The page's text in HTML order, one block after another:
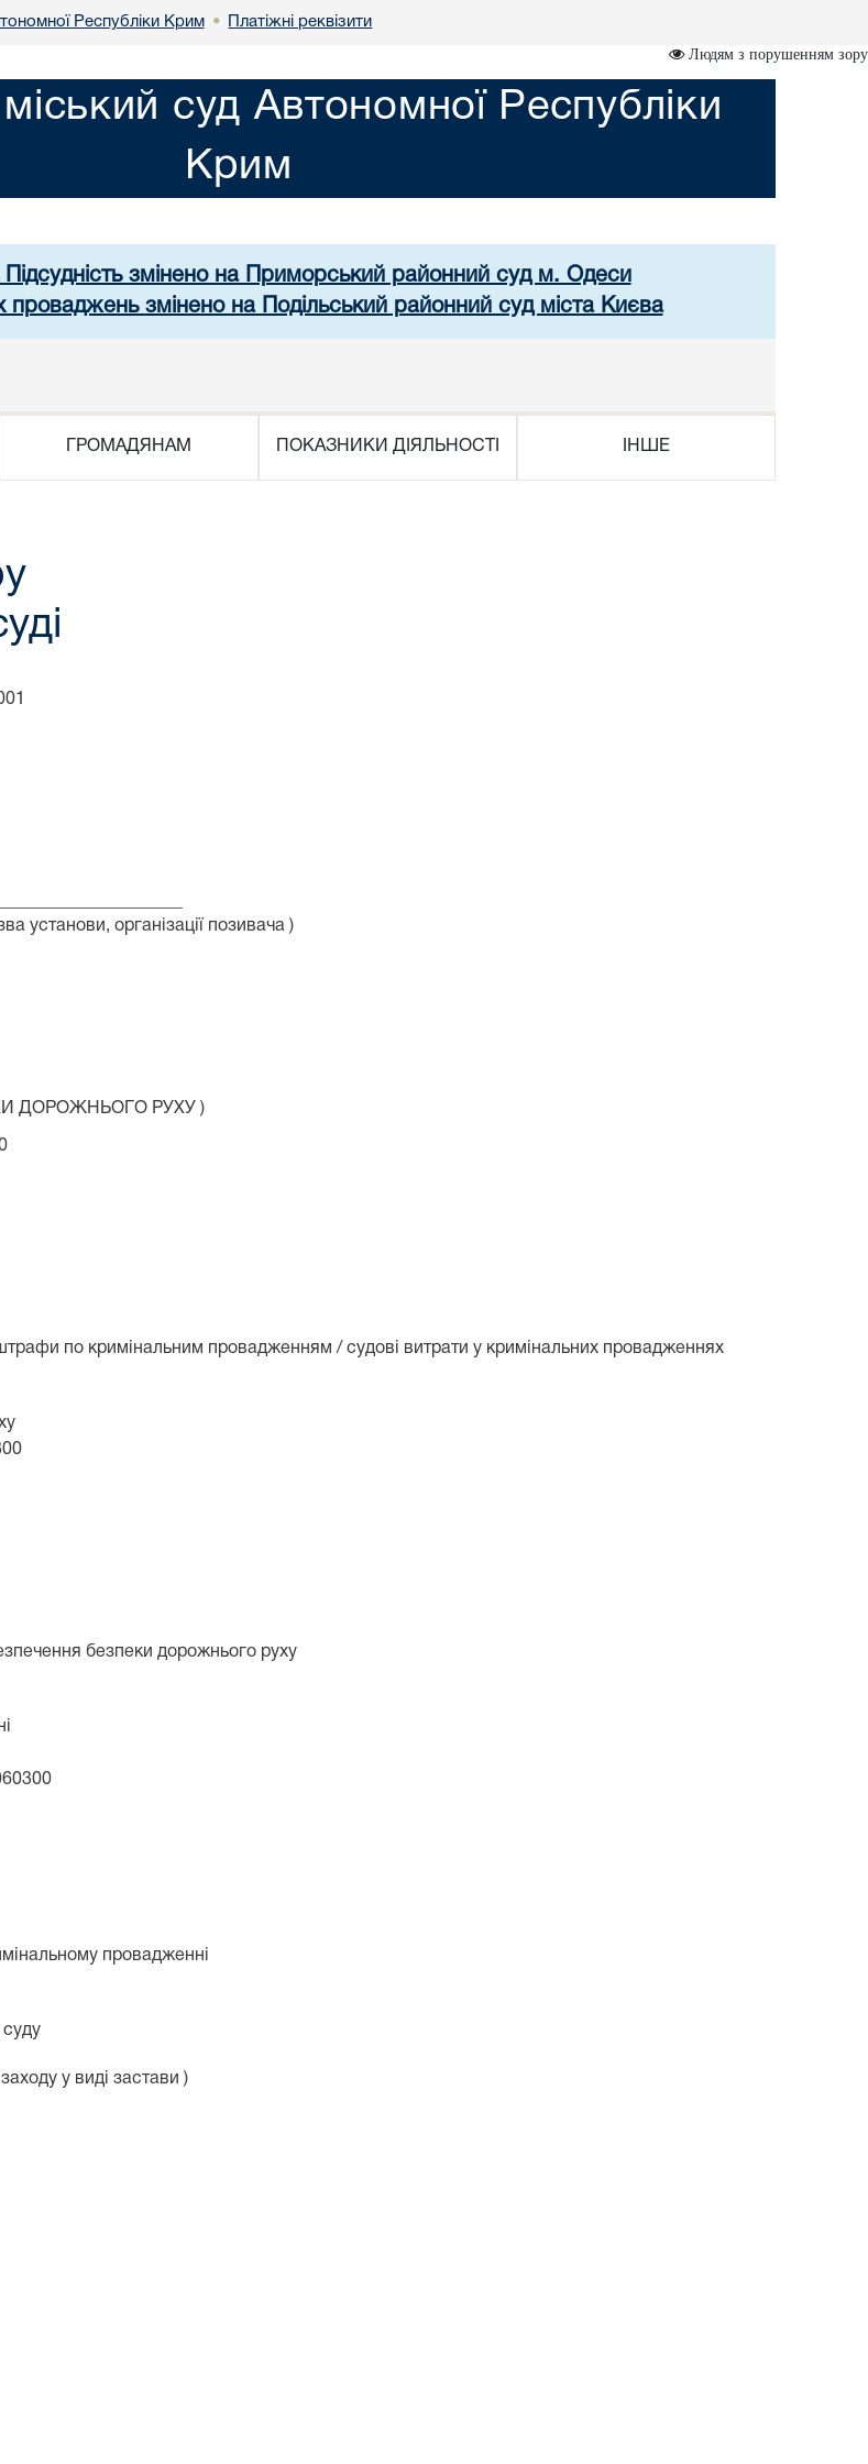
Республіки Крим • Платіжні реквізити
Людям з порушенням зору
суд Автономної Республіки
Крим
змінено на Приморський районний суд м. Одеси
проваджень змінено на Подільський районний суд міста Києва
ГРОМАДЯНАМ ПОКАЗНИКИ ДІЯЛЬНОСТІ ІНШЕ
установи, організації позивача )
ДОРОЖНЬОГО РУХУ )
по кримінальним провадженням / судові витрати у кримінальних провадженнях
безпеки дорожнього руху
провадженні
у виді застави )